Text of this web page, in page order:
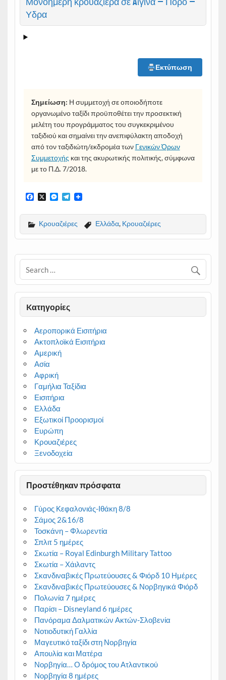
Υδρα
Εκτύπωση
Σημείωση: Η συμμετοχή σε οποιοδήποτε
οργανωμένο ταξίδι προϋποθέτει την προσεκτική
μελέτη του προγράμματος του συγκεκριμένου
ταξιδιού και σημαίνει την ανεπιφύλακτη αποδοχή
από τον ταξιδιώτη/εκδρομέα των Γενικών Όρων
Συμμετοχής και της ακυρωτικής πολιτικής, σύμφωνα
με το Π.Δ. 7/2018.
F
c
b
o
k
X
M
s
s
e
n
e
r
T
l
e
g
r
m
Κρουαζιέρες Ελλάδα, Κρουαζιέρες
Kατηγορίες
Αεροπορικά Εισιτήρια
Ακτοπλοϊκά Εισιτήρια
Αμερική
Ασία
Αφρική
Γαμήλια Ταξίδια
Εισιτήρια
Ελλάδα
Εξωτικοί Προορισμοί
Ευρώπη
Κρουαζιέρες
Ξενοδοχεία
Προστέθηκαν πρόσφατα
Γύρος Κεφαλονιάς-Ιθάκη 8/8
Σάμος 2&16/8
Τοσκάνη – Φλωρεντία
Σπλιτ 5 ημέρες
Σκωτία – Royal Edinburgh Military Tattoo
Σκωτία – Χάιλαντς
Σκανδιναβικές Πρωτεύουσες & Φιόρδ 10 Ημέρες
Σκανδιναβικές Πρωτεύουσες & Νορβηγικά Φιόρδ
Πολωνία 7 ημέρες
Παρίσι – Disneyland 6 ημέρες
Πανόραμα Δαλματικών Ακτών-Σλοβενία
Νοτιοδυτική Γαλλία
Μαγευτικό ταξίδι στη Νορβηγία
Απουλία και Ματέρα
Νορβηγία… Ο δρόμος του Ατλαντικού
Νορβηγία 8 ημέρες